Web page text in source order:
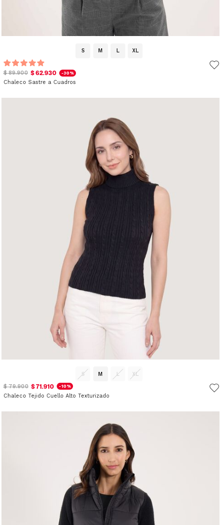
S M L XL
$ 89.900 $ 62.930 -30%
Chaleco Sastre a Cuadros
S M L
XL
$ 79.900 $ 71.910 -10%
Chaleco Tejido Cuello Alto Texturizado